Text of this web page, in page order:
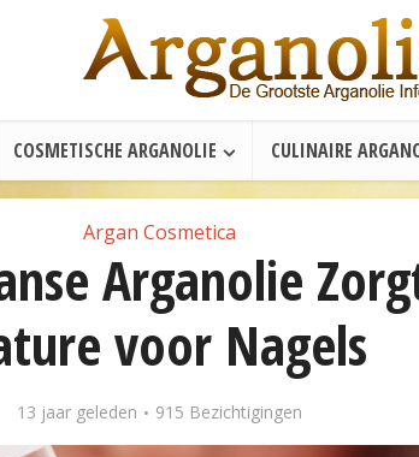
COSMETISCHE ARGANOLIE CULINAIRE
Argan Cosmetica
Arganolie
voor Nagels
13 jaar geleden 915 Bezichtigingen